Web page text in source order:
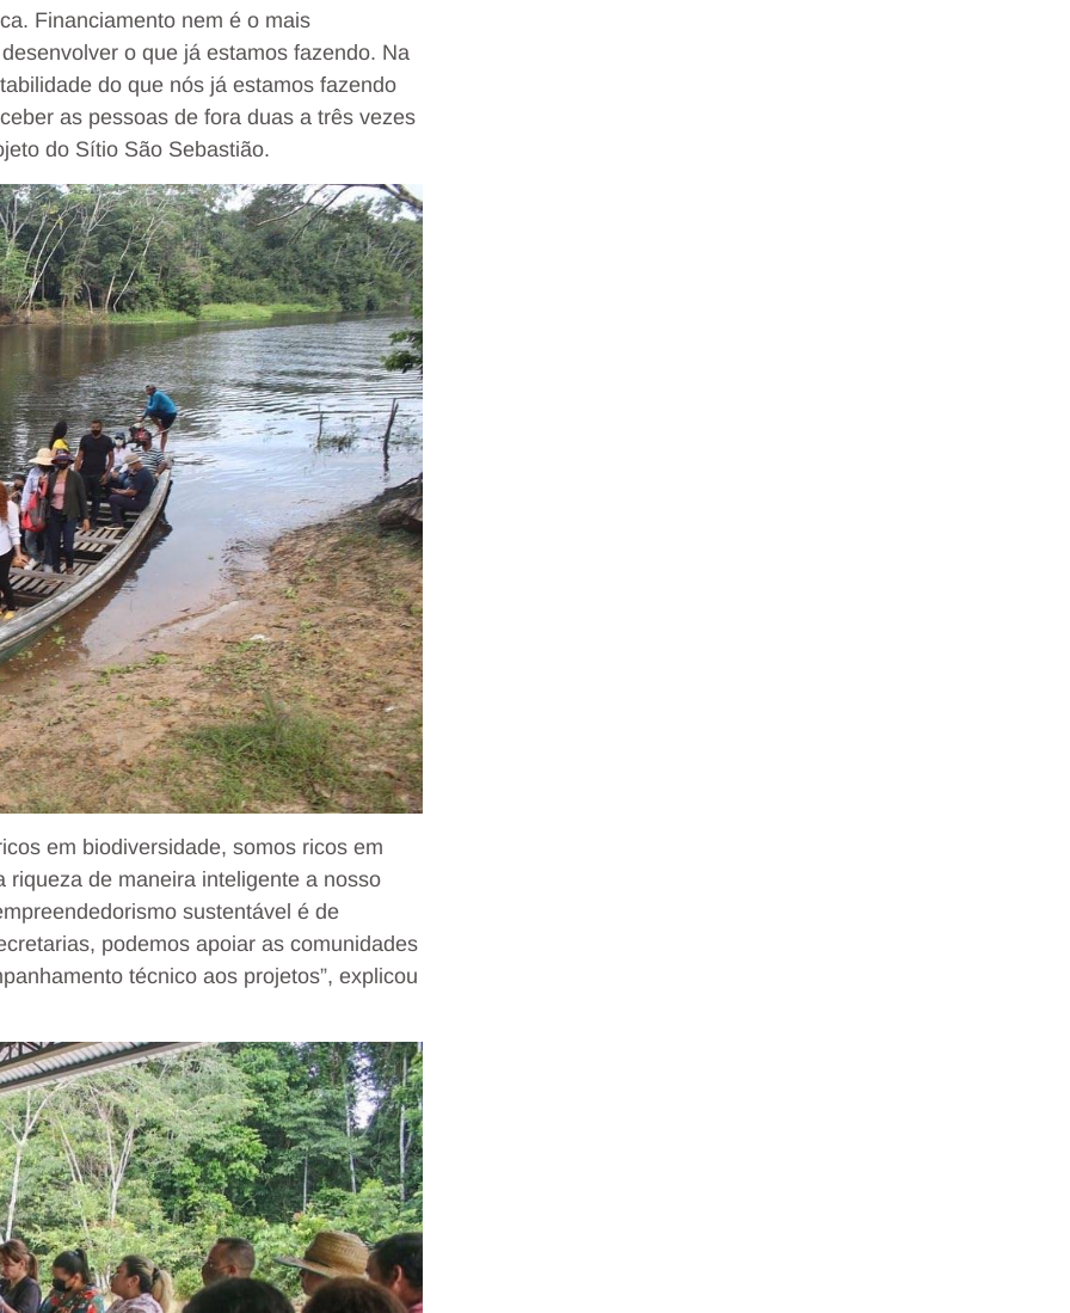
Financiamento nem é o mais
o que já estamos fazendo. Na
do que nós já estamos fazendo
as pessoas de fora duas a três vezes
do Sítio São Sebastião.
em biodiversidade, somos ricos em
riqueza de maneira inteligente a nosso
sustentável é de
podemos apoiar as comunidades
técnico aos projetos”, explicou